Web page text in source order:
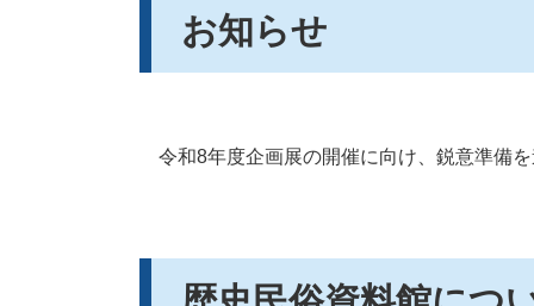
お知らせ
令和8年度企画展の開催に向け、鋭意準備